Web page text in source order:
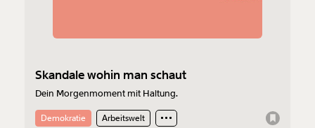
Skandale wohin man schaut
Dein Morgenmoment mit Haltung.
Demokratie Arbeitswelt